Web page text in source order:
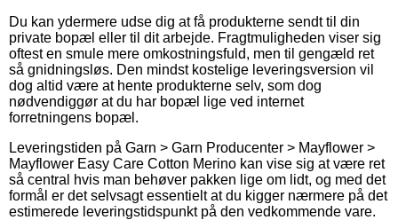
Du kan ydermere udse dig at få produkterne sendt til din
private bopæl eller til dit arbejde. Fragtmuligheden viser sig
oftest en smule mere omkostningsfuld, men til gengæld ret
så gnidningsløs. Den mindst kostelige leveringsversion vil
dog altid være at hente produkterne selv, som dog
nødvendiggør at du har bopæl lige ved internet
forretningens bopæl.
Leveringstiden på Garn > Garn Producenter > Mayflower >
Mayflower Easy Care Cotton Merino kan vise sig at være ret
så central hvis man behøver pakken lige om lidt, og med det
formål er det selvsagt essentielt at du kigger nærmere på det
estimerede leveringstidspunkt på den vedkommende vare.